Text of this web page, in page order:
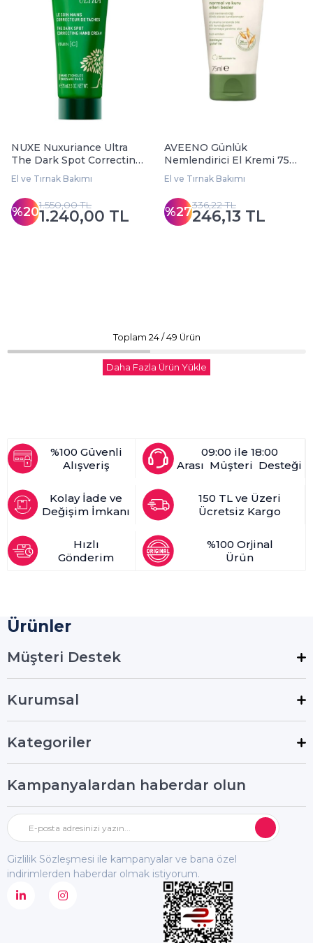
NUXE Nuxuriance Ultra
The Dark Spot Correcting
Hand Cream 75 ml
El ve Tırnak Bakımı
%201.240,00 TL
1.550,00 TL
AVEENO Günlük
Nemlendirici El Kremi 75
ml
El ve Tırnak Bakımı
%27246,13 TL
336,22 TL
Toplam 24/ 49 Ürün
Daha Fazla Ürün Yükle
%100 Güvenli
Alışveriş
09:00 ile 18:00
Arası Müşteri Desteği
Kolay İade ve
Değişim İmkanı
150 TL ve Üzeri
Ücretsiz Kargo
Hızlı
Gönderim
%100 Orjinal
Ürün
Ürünler
Müşteri Destek
Kurumsal
Kategoriler
Kampanyalardan haberdar olun
Gizlilik Sözleşmesi ile kampanyalar ve bana özel
indirimlerden haberdar olmak istiyorum.